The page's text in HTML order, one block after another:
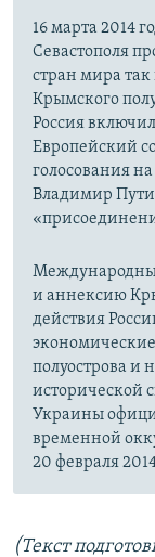
16 марта 2014
Севастополя
стран мира
Крымского
Россия
Европейский
голосования
Владимир
и аннексию
действия
полуострова и
исторической
Украины
временной
20 февраля
(Текст